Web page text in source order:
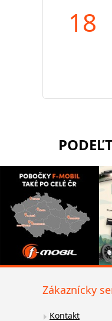
18
Zákaznícky
Kontakt